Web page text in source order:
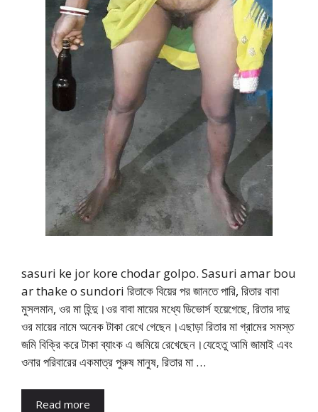
sasuri ke jor kore chodar golpo. Sasuri amar bou
ar thake o sundori রিতাকে বিয়ের পর জানতে পারি, রিতার বাবা
মুসলমান, ওর মা হিন্দু।ওর বাবা মায়ের মধ্যে ডিভোর্স হয়েগেছে, রিতার দাদু
ওর মায়ের নামে অনেক টাকা রেখে গেছেন।এছাড়া রিতার মা গ্রামের সমস্ত
জমি বিক্রি করে টাকা ব্যাংক এ জমিয়ে রেখেছেন।যেহেতু আমি জামাই এবং
ওনার পরিবারের একমাত্র পুরুষ মানুষ, রিতার মা …
Read more